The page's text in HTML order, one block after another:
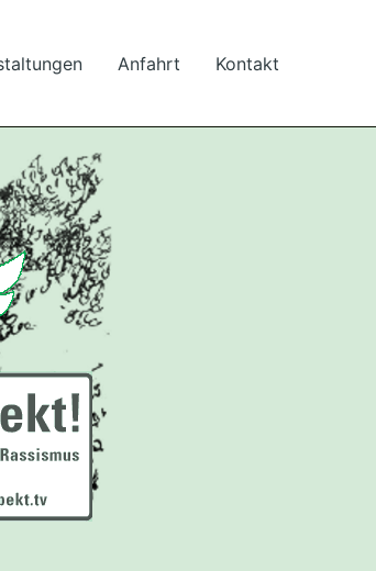
Anfahrt Kontakt